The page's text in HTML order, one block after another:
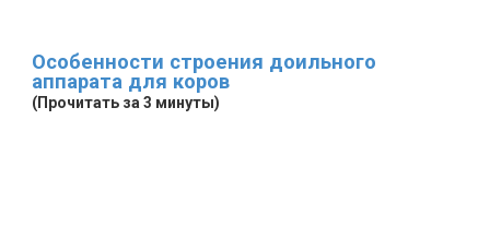
Особенности строения доильного
аппарата для коров
(Прочитать за 3 минуты)